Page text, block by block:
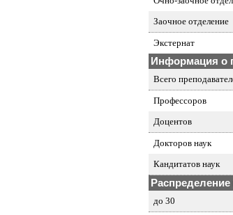
Заочное отделение
Экстернат
Информация о
Всего
Профессоров
Доцентов
Докторов наук
Кандитатов наук
до 30